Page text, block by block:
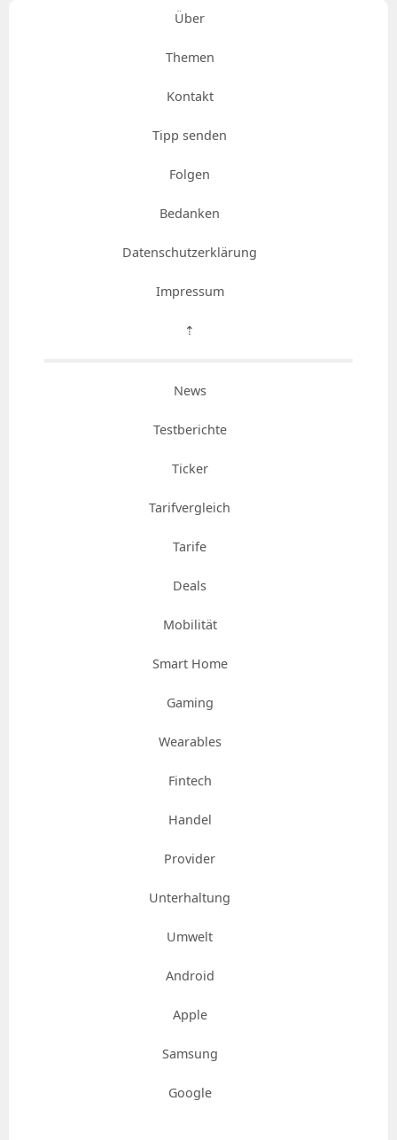
Über
Themen
Kontakt
Tipp senden
Folgen
Bedanken
Datenschutzerklärung
Impressum
⇡
News
Testberichte
Ticker
Tarifvergleich
Tarife
Deals
Mobilität
Smart Home
Gaming
Wearables
Fintech
Handel
Provider
Unterhaltung
Umwelt
Android
Apple
Samsung
Google